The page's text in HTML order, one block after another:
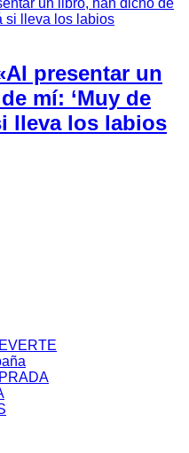
presentar un
mí: ‘Muy de
lleva los labios